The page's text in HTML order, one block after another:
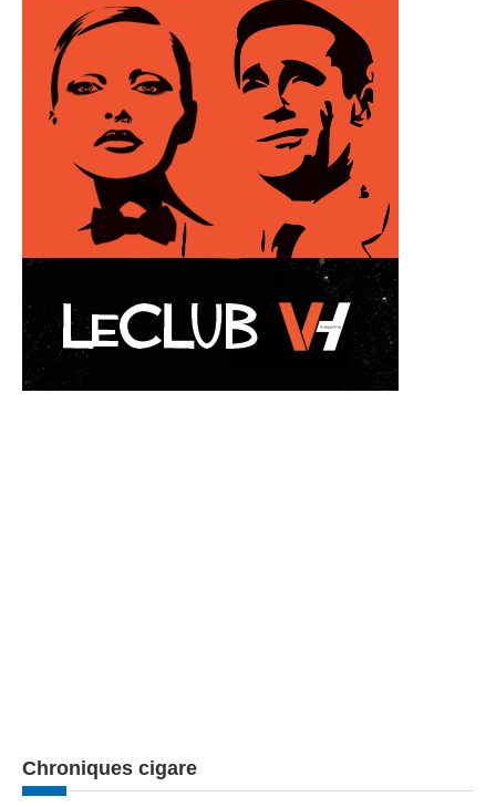
Chroniques cigare